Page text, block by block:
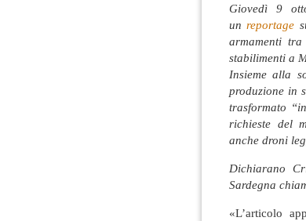
Giovedì 9
unreportage
armamenti
stabilimenti a
Insieme alla
produzione in
trasformato
richieste del
anche droni
Dichiarano
Sardegna
«L’articolo